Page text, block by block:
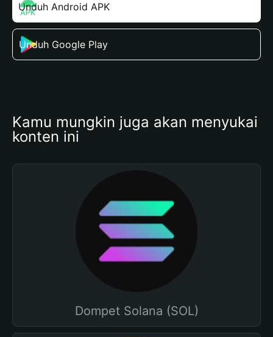
Unduh Android APK
Unduh Google Play
Kamu mungkin juga akan menyukai
konten ini
Dompet Solana (SOL)